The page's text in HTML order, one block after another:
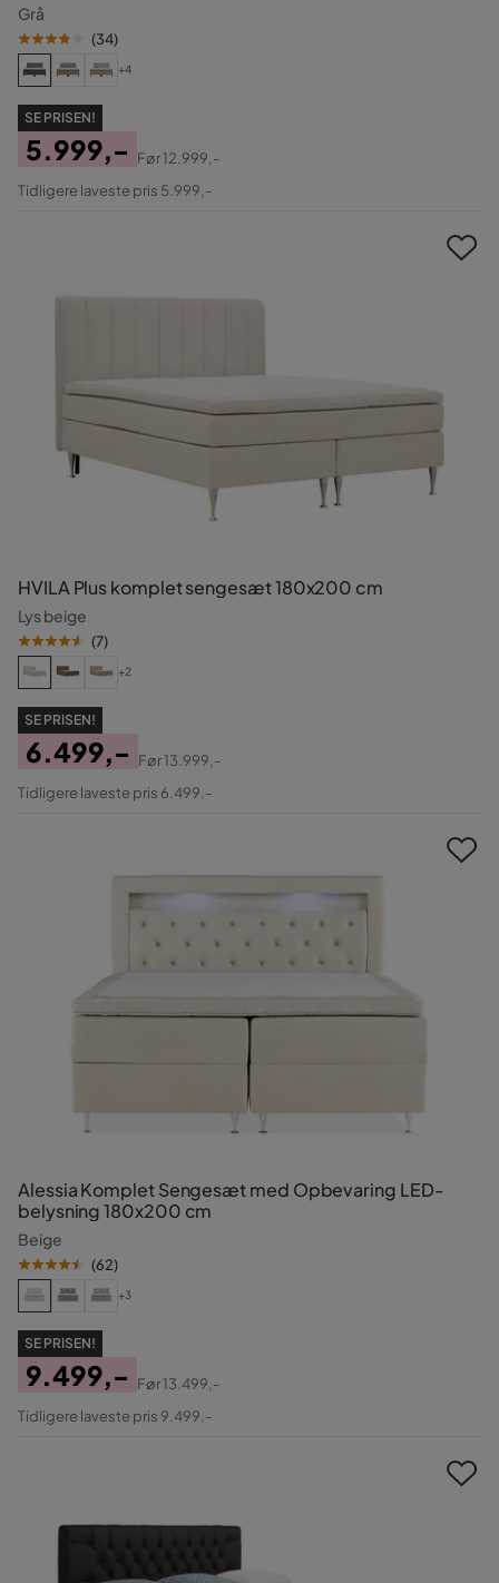
Grå
(34)
+4
SE PRISEN!
Pris
5.999,-
Original
Før12.999,-
Tidligere laveste pris 5.999,-
HVILA Plus komplet sengesæt 180x200 cm
Lys beige
(7)
+2
SE PRISEN!
Pris
6.499,-
Original
Før13.999,-
Tidligere laveste pris 6.499,-
Alessia Komplet Sengesæt med Opbevaring LED-
belysning 180x200 cm
Beige
(62)
+3
SE PRISEN!
Pris
9.499,-
Original
Før13.499,-
Tidligere laveste pris 9.499,-